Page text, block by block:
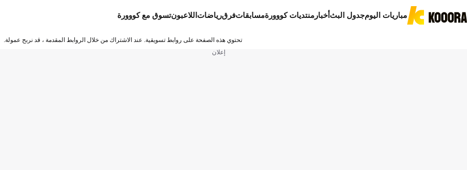
مباريات اليومجدول البثأخبار منتديات كووورةمسابقاتفرقرياضات اللاعبونتسوق مع كووورة
تحتوي هذه الصفحة على روابط تسويقية. عند الاشتراك من خلال الروابط المقدمة ، قد نربح عمولة.
إعلان